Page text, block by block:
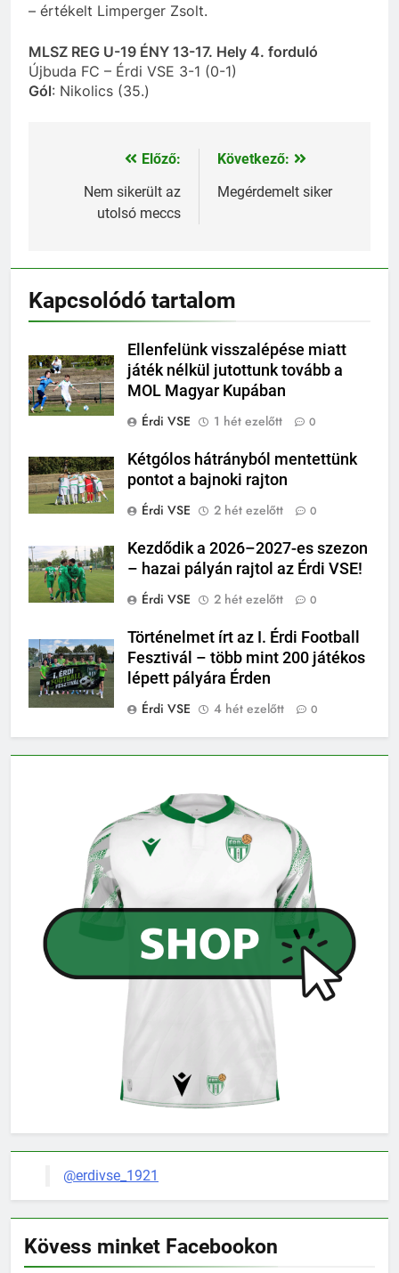
– értékelt Limperger Zsolt.
MLSZ REG U-19 ÉNY 13-17. Hely 4. forduló
Újbuda FC – Érdi VSE 3-1 (0-1)
Gól: Nikolics (35.)
Bejegyzés
navigáció
Előző:
Nem sikerült az
utolsó meccs
Következő:
Megérdemelt siker
Kapcsolódó tartalom
Ellenfelünk visszalépése miatt
játék nélkül jutottunk tovább a
MOL Magyar Kupában
Érdi VSE
1 hét ezelőtt 0
Kétgólos hátrányból mentettünk
pontot a bajnoki rajton
Érdi VSE
2 hét ezelőtt 0
Kezdődik a 2026–2027-es szezon
– hazai pályán rajtol az Érdi VSE!
Érdi VSE
2 hét ezelőtt 0
Történelmet írt az I. Érdi Football
Fesztivál – több mint 200 játékos
lépett pályára Érden
Érdi VSE
4 hét ezelőtt 0
@erdivse_1921
Kövess minket Facebookon